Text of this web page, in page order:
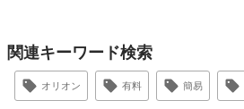
関連キーワード検索
オリオン 有料 簡易